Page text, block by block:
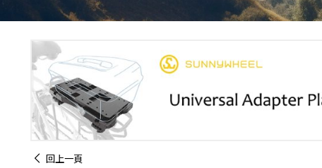
產品採購指南 TBS
回上一頁